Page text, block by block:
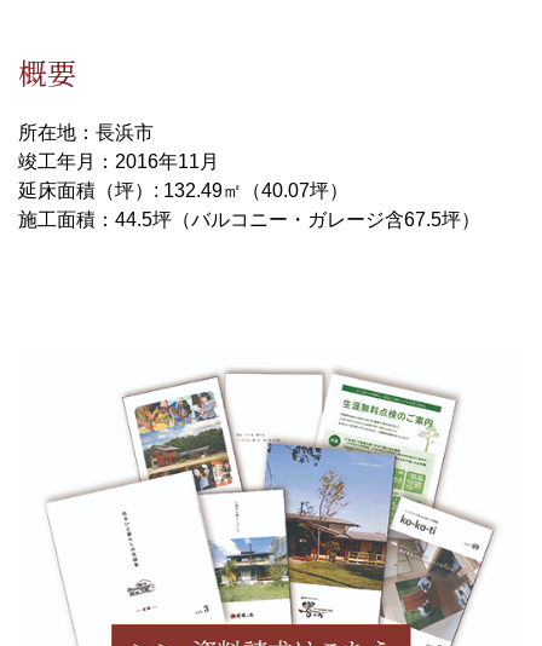
概要
所在地：長浜市
竣工年月：2016年11月
延床面積（坪）: 132.49㎡（40.07坪）
施工面積：44.5坪（バルコニー・ガレージ含67.5坪）